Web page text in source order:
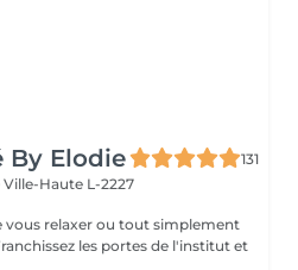
By Elodie
131
Ville-Haute L-2227
vous relaxer ou tout simplement
les portes de l'institut et